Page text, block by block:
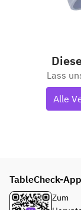
Lass
Alle
TableCheck-App
Zum